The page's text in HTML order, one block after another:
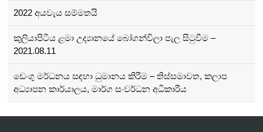
2022 අයවැය සම්මතයි
කුලියාපිටිය ළමා උද්‍යානයේ බෝගන්විලා පැල සිටුවීම –
2021.08.11
ඩෙංගු මර්ධනය සඳහා ධුමානය කිරීම – තිස්සමාවත, කලාප
අධ්‍යාපන කාර්යාලය, මාර්ග සංවර්ධන අධිකාරිය